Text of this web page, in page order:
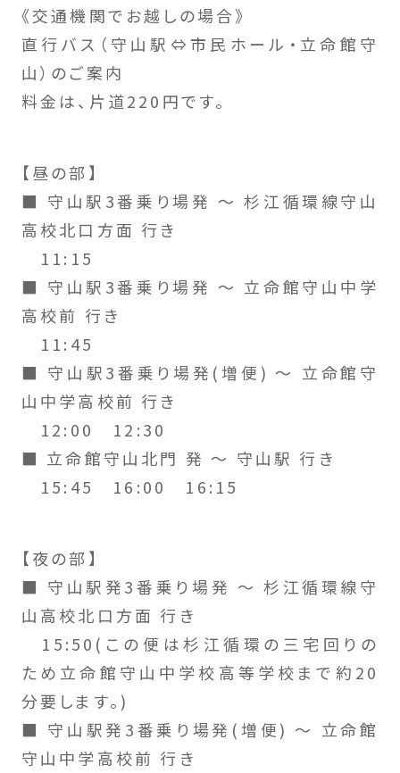
《交通機関でお越しの場合》
直行バス（守山駅⇔市民ホール・立命館守
山）のご案内
料金は、片道220円です。
【昼の部】
■ 守山駅3番乗り場発 ～ 杉江循環線守山
高校北口方面 行き
11:15
■ 守山駅3番乗り場発 ～ 立命館守山中学
高校前 行き
11:45
■ 守山駅3番乗り場発(増便) ～ 立命館守
山中学高校前 行き
12:00 12:30
■ 立命館守山北門 発 ～ 守山駅 行き
15:45 16:00 16:15
【夜の部】
■ 守山駅発3番乗り場発 〜 杉江循環線守
山高校北口方面 行き
15:50(この便は杉江循環の三宅回りの
ため立命館守山中学校高等学校まで約20
分要します。)
■ 守山駅発3番乗り場発(増便) ～ 立命館
守山中学高校前 行き